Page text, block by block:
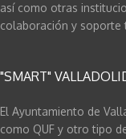
así como otras
colaboración y soporte
"SMART"
El Ayuntamiento de
como QUF y otro tipo